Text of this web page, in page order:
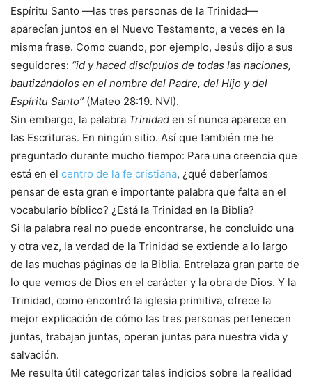
Espíritu Santo —las tres personas de la Trinidad—
aparecían juntos en el Nuevo Testamento, a veces en la
misma frase. Como cuando, por ejemplo, Jesús dijo a sus
seguidores: “id y haced discípulos de todas las naciones,
bautizándolos en el nombre del Padre, del Hijo y del
Espíritu Santo” (Mateo 28:19. NVI).
Sin embargo, la palabra Trinidad en sí nunca aparece en
las Escrituras. En ningún sitio. Así que también me he
preguntado durante mucho tiempo: Para una creencia que
está en el centro de la fe cristiana, ¿qué deberíamos
pensar de esta gran e importante palabra que falta en el
vocabulario bíblico? ¿Está la Trinidad en la Biblia?
Si la palabra real no puede encontrarse, he concluido una
y otra vez, la verdad de la Trinidad se extiende a lo largo
de las muchas páginas de la Biblia. Entrelaza gran parte de
lo que vemos de Dios en el carácter y la obra de Dios. Y la
Trinidad, como encontró la iglesia primitiva, ofrece la
mejor explicación de cómo las tres personas pertenecen
juntas, trabajan juntas, operan juntas para nuestra vida y
salvación.
Me resulta útil categorizar tales indicios sobre la realidad